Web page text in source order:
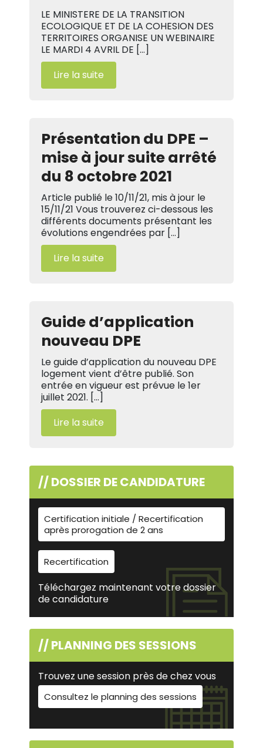
LE MINISTERE DE LA TRANSITION
ECOLOGIQUE ET DE LA COHESION DES
TERRITOIRES ORGANISE UN WEBINAIRE
LE MARDI 4 AVRIL DE […]
Lire la suite
Présentation du DPE –
mise à jour suite arrêté
du 8 octobre 2021
Article publié le 10/11/21, mis à jour le
15/11/21 Vous trouverez ci-dessous les
différents documents présentant les
évolutions engendrées par […]
Lire la suite
Guide d’application
nouveau DPE
Le guide d’application du nouveau DPE
logement vient d’être publié. Son
entrée en vigueur est prévue le 1er
juillet 2021. […]
Lire la suite
// DOSSIER DE CANDIDATURE
Certification initiale / Recertification
après prorogation de 2 ans
Recertification
Téléchargez maintenant votre dossier
de candidature
// PLANNING DES SESSIONS
Trouvez une session près de chez vous
Consultez le planning des sessions